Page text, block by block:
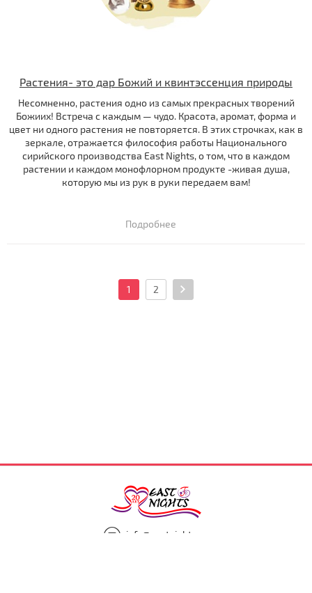
Растения- это дар Божий и квинтэссенция природы
Несомненно, растения одно из самых прекрасных творений
Божиих! Встреча с каждым — чудо. Красота, аромат, форма и
цвет ни одного растения не повторяется. В этих строчках, как в
зеркале, отражается философия работы Национального
сирийского производства East Nights, о том, что в каждом
растении и каждом монофлорном продукте -живая душа,
которую мы из рук в руки передаем вам!
Подробнее
1 2
info@eastnights.ru